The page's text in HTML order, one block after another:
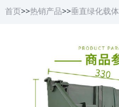
首页>>热销产品>>垂直绿化载体